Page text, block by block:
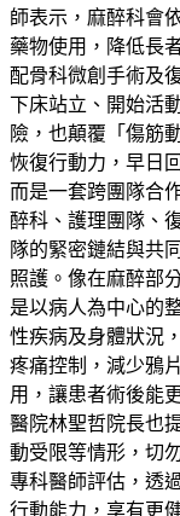
師表示，麻醉科會
藥物使用，降低長
配骨科微創手術及
下床站立、開始活
險，也顛覆「傷筋
恢復行動力，早日
而是一套跨團隊合
醉科、護理團隊、
隊的緊密鏈結與共
照護。像在麻醉部
是以病人為中心的
性疾病及身體狀況
疼痛控制，減少鴉
用，讓患者術後能
醫院林聖哲院長也
動受限等情形，切
專科醫師評估，透
行動能力，享有更